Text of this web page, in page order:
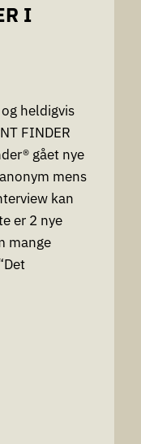
I
heldigvis
FINDER
gået nye
mens
kan
er 2 nye
mange